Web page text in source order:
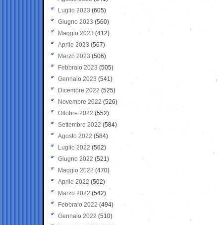
Luglio 2023 (605)
Giugno 2023 (560)
Maggio 2023 (412)
Aprile 2023 (567)
Marzo 2023 (506)
Febbraio 2023 (505)
Gennaio 2023 (541)
Dicembre 2022 (525)
Novembre 2022 (526)
Ottobre 2022 (552)
Settembre 2022 (584)
Agosto 2022 (584)
Luglio 2022 (562)
Giugno 2022 (521)
Maggio 2022 (470)
Aprile 2022 (502)
Marzo 2022 (542)
Febbraio 2022 (494)
Gennaio 2022 (510)